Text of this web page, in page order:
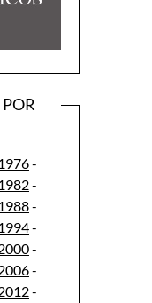
-
-
-
-
-
-
-